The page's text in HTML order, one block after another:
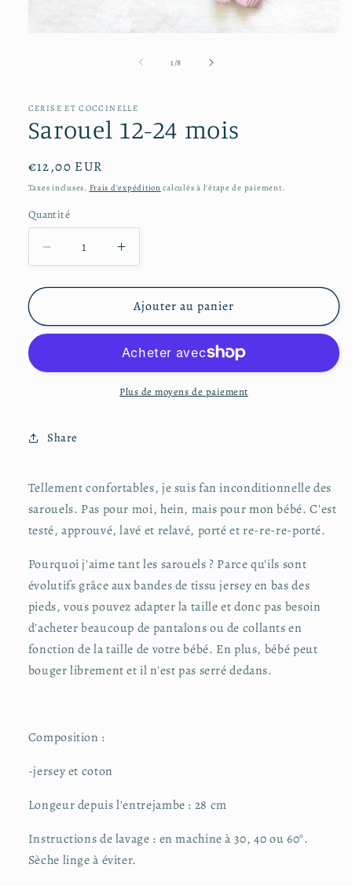
fenêtre
modale
1/de
8
CERISE ET COCCINELLE
Sarouel 12-24 mois
Prix
habituel
€12,00 EUR
Taxes incluses. Frais d'expédition calculés à l'étape de paiement.
Quantité
Réduire
la
quantité
Sarouel
mois
Augmenter
la
quantité
de
Sarouel
24
mois
Ajouter au panier
Plus de moyens de paiement
Share
Tellement confortables, je suis fan inconditionnelle des
sarouels. Pas pour moi, hein, mais pour mon bébé. C'est
testé, approuvé, lavé et relavé, porté et re-re-re-porté.
Pourquoi j'aime tant les sarouels ? Parce qu'ils sont
évolutifs grâce aux bandes de tissu jersey en bas des
pieds, vous pouvez adapter la taille et donc pas besoin
d'acheter beaucoup de pantalons ou de collants en
fonction de la taille de votre bébé. En plus, bébé peut
bouger librement et il n'est pas serré dedans.
Composition :
-jersey et coton
Longeur depuis l'entrejambe : 28 cm
Instructions de lavage : en machine à 30, 40 ou 60°.
Sèche linge à éviter.